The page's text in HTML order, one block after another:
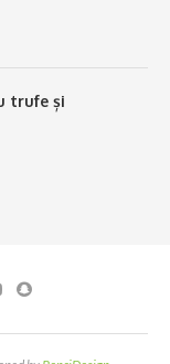
trufe și